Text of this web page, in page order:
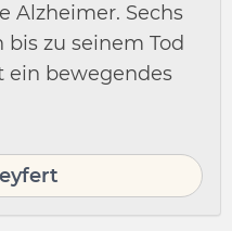
Alzheimer. Sechs
zu seinem Tod
ein bewegendes